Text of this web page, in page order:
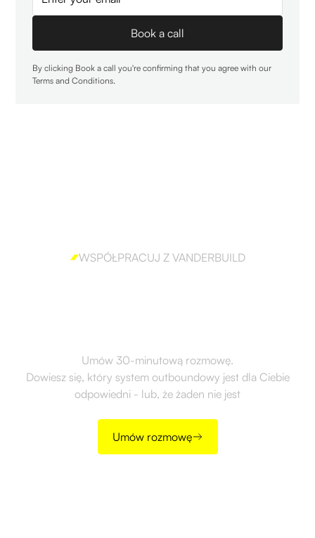
By clicking Book a call you're confirming that you agree with our
Terms and Conditions.
WSPÓŁPRACUJ Z VANDERBUILD
Umów 30-minutową rozmowę.
Dowiesz się, który system outboundowy jest dla Ciebie
odpowiedni - lub, że żaden nie jest
Umów rozmowę